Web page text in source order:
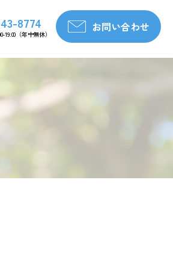
8774
（年中無休） お問い合わせ